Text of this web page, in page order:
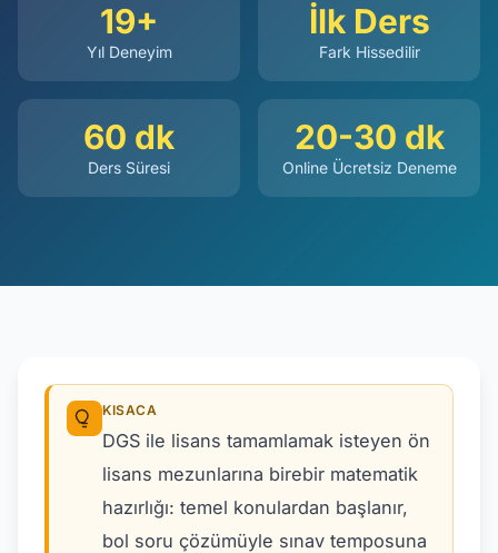
19+
Yıl Deneyim
İlk Ders
Fark Hissedilir
60 dk
Ders Süresi
20-30 dk
Online Ücretsiz Deneme
KISACA
DGS ile lisans tamamlamak isteyen ön
lisans mezunlarına birebir matematik
hazırlığı: temel konulardan başlanır,
bol soru çözümüyle sınav temposuna